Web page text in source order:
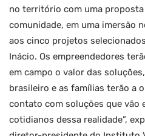
no território com uma
comunidade, em uma imersão
aos cinco projetos
Inácio. Os empreendedores
em campo o valor das
brasileiro e as famílias terão a
contato com soluções que vão
cotidianos dessa realidade”,